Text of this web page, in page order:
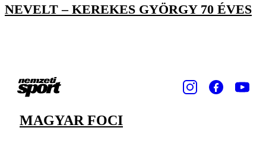
NEVELT – KEREKES GYÖRGY 70 ÉVES
MAGYAR FOCI